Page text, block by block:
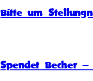
Bitte um
Spendet Becher